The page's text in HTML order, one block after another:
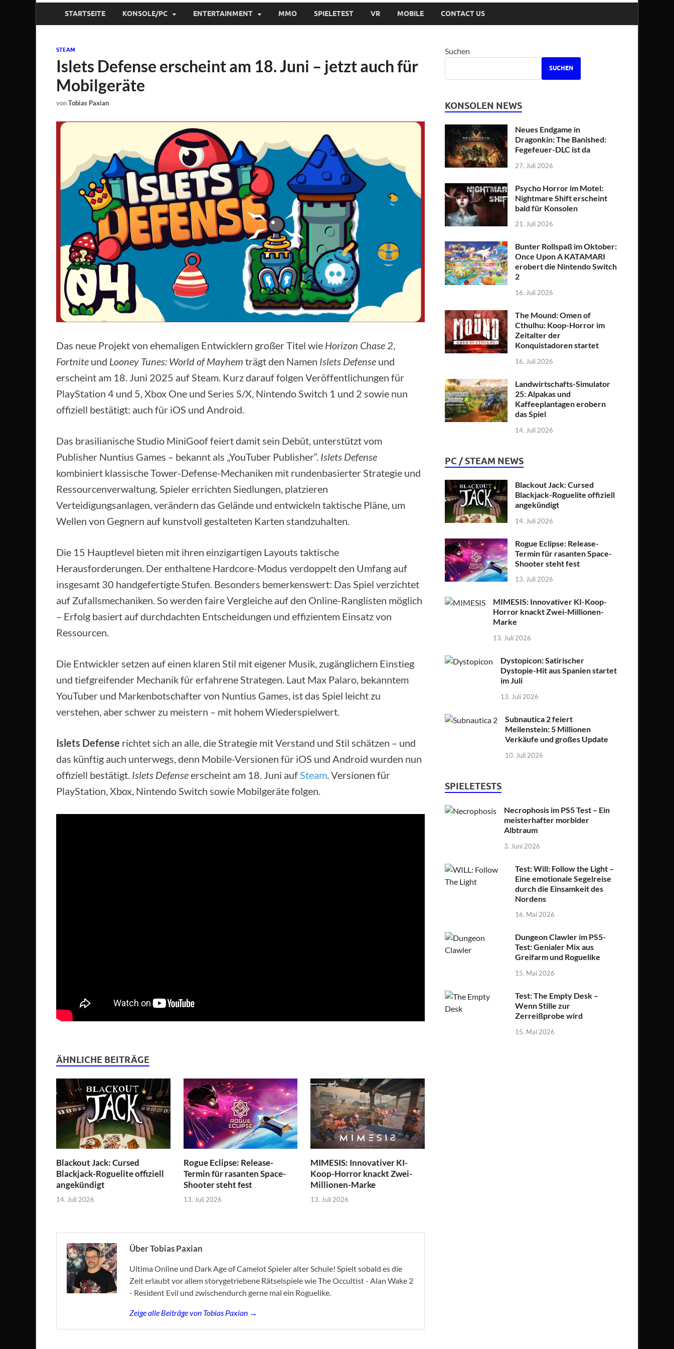
STARTSEITE KONSOLE/PC ENTERTAINMENT MMO SPIELETEST VR MOBILE CONTACT US
STEAM
Islets Defense erscheint am 18. Juni – jetzt auch für
Mobilgeräte
vonTobias Paxian
Das neue Projekt von ehemaligen Entwicklern großer Titel wie Horizon Chase 2,
Fortnite und Looney Tunes: World of Mayhem trägt den Namen Islets Defense und
erscheint am 18. Juni 2025 auf Steam. Kurz darauf folgen Veröffentlichungen für
PlayStation 4 und 5, Xbox One und Series S/X, Nintendo Switch 1 und 2 sowie nun
offiziell bestätigt: auch für iOS und Android.
Das brasilianische Studio MiniGoof feiert damit sein Debüt, unterstützt vom
Publisher Nuntius Games – bekannt als „YouTuber Publisher“. Islets Defense
kombiniert klassische Tower-Defense-Mechaniken mit rundenbasierter Strategie und
Ressourcenverwaltung. Spieler errichten Siedlungen, platzieren
Verteidigungsanlagen, verändern das Gelände und entwickeln taktische Pläne, um
Wellen von Gegnern auf kunstvoll gestalteten Karten standzuhalten.
Die 15 Hauptlevel bieten mit ihren einzigartigen Layouts taktische
Herausforderungen. Der enthaltene Hardcore-Modus verdoppelt den Umfang auf
insgesamt 30 handgefertigte Stufen. Besonders bemerkenswert: Das Spiel verzichtet
auf Zufallsmechaniken. So werden faire Vergleiche auf den Online-Ranglisten möglich
– Erfolg basiert auf durchdachten Entscheidungen und effizientem Einsatz von
Ressourcen.
Die Entwickler setzen auf einen klaren Stil mit eigener Musik, zugänglichem Einstieg
und tiefgreifender Mechanik für erfahrene Strategen. Laut Max Palaro, bekanntem
YouTuber und Markenbotschafter von Nuntius Games, ist das Spiel leicht zu
verstehen, aber schwer zu meistern – mit hohem Wiederspielwert.
Islets Defense richtet sich an alle, die Strategie mit Verstand und Stil schätzen – und
das künftig auch unterwegs, denn Mobile-Versionen für iOS und Android wurden nun
offiziell bestätigt. Islets Defenseerscheint am 18. Juni aufSteam. Versionen für
PlayStation, Xbox, Nintendo Switch sowie Mobilgeräte folgen.
ÄHNLICHE BEITRÄGE
Blackout Jack: Cursed
Blackjack-Roguelite offiziell
angekündigt
14. Juli 2026
Rogue Eclipse: Release-
Termin für rasanten Space-
Shooter steht fest
13. Juli 2026
MIMESIS: Innovativer KI-
Koop-Horror knackt Zwei-
Millionen-Marke
13. Juli 2026
Über Tobias Paxian
Ultima Online und Dark Age of Camelot Spieler alter Schule! Spielt sobald es die
Zeit erlaubt vor allem storygetriebene Rätselspiele wie The Occultist - Alan Wake 2
- Resident Evil und zwischendurch gerne mal ein Roguelike.
Zeige alle Beiträge von Tobias Paxian →
Suchen
SUCHEN
KONSOLEN NEWS
Neues Endgame in
Dragonkin: The Banished:
Fegefeuer-DLC ist da
27. Juli 2026
Psycho Horror im Motel:
Nightmare Shift erscheint
bald für Konsolen
21. Juli 2026
Bunter Rollspaß im Oktober:
Once Upon A KATAMARI
erobert die Nintendo Switch
2
16. Juli 2026
The Mound: Omen of
Cthulhu: Koop-Horror im
Zeitalter der
Konquistadoren startet
16. Juli 2026
Landwirtschafts-Simulator
25: Alpakas und
Kaffeeplantagen erobern
das Spiel
14. Juli 2026
PC / STEAM NEWS
Blackout Jack: Cursed
Blackjack-Roguelite offiziell
angekündigt
14. Juli 2026
Rogue Eclipse: Release-
Termin für rasanten Space-
Shooter steht fest
13. Juli 2026
MIMESIS: Innovativer KI-Koop-
Horror knackt Zwei-Millionen-
Marke
13. Juli 2026
Dystopicon: Satirischer
Dystopie-Hit aus Spanien startet
im Juli
13. Juli 2026
Subnautica 2 feiert
Meilenstein: 5 Millionen
Verkäufe und großes Update
10. Juli 2026
SPIELETESTS
Necrophosis im PS5 Test – Ein
meisterhafter morbider
Albtraum
3. Juni 2026
Test: Will: Follow the Light –
Eine emotionale Segelreise
durch die Einsamkeit des
Nordens
16. Mai 2026
Dungeon Clawler im PS5-
Test: Genialer Mix aus
Greifarm und Roguelike
15. Mai 2026
Test: The Empty Desk –
Wenn Stille zur
Zerreißprobe wird
15. Mai 2026